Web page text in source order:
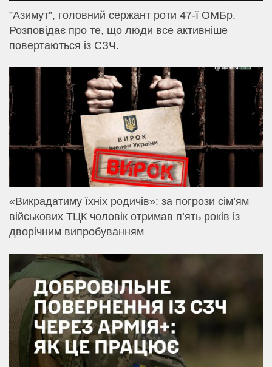
⁨”Азимут”, головний сержант роти 47-ї ОМБр.
Розповідає про те, що люди все активніше
повертаються із СЗЧ.
«Викрадатиму їхніх родичів»: за погрози сім’ям
військових ТЦК чоловік отримав п’ять років із
дворічним випробуванням